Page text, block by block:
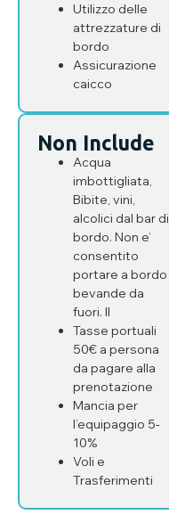
Utilizzo delle
attrezzature di
bordo
Assicurazione
caicco
Non Include
Acqua
imbottigliata,
Bibite, vini,
alcolici dal bar di
bordo. Non e’
consentito
portare a bordo
bevande da
fuori. Il
Tasse portuali
50€ a persona
da pagare alla
prenotazione
Mancia per
l’equipaggio 5-
10%
Voli e
Trasferimenti